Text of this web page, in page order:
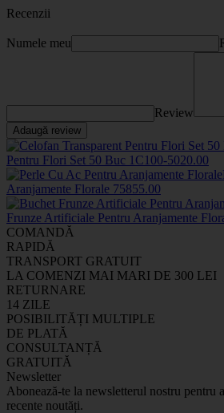
Recenzii
Numele meu
Review
Adaugă review
Pentru Flori Set 50 Buc 1C100-5020.00
Aranjamente Florale 75855.00
Frunze Artificiale Pentru Aranjamente
COMANDĂ
RAPIDĂ
TRANSPORT GRATUIT
LA COMENZI MAI MARI DE 300 LEI
RETURNARE
14 ZILE
POSIBILITĂȚI MULTIPLE
DE PLATĂ
CONSULTANȚĂ
GRATUITĂ
Newsletter
Abonează-te la newsletterul nostru pentru
recente noutăți.